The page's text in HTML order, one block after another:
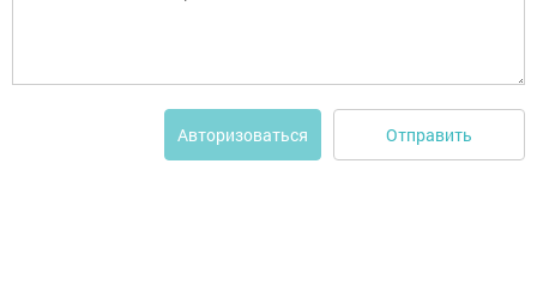
Авторизоваться Отправить